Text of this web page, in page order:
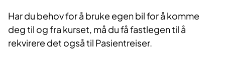
Har du behov for å bruke egen bil for å komme
deg til og fra kurset, må du få fastlegen til å
rekvirere det også til Pasientreiser.